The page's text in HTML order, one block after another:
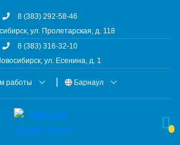
8 (383) 292-58-46
ул. Пролетарская, д. 118
8 (383) 316-32-10
ул. Есенина, д. 1
работы Барнаул